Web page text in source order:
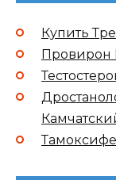
Купить
Провирон